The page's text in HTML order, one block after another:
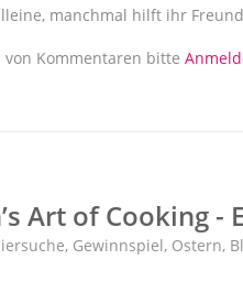
manchmal hilft ihr
- Eiersuche Teil 6
von Kommentaren bitte
Art of Cooking -
, Gewinnspiel, Ostern,